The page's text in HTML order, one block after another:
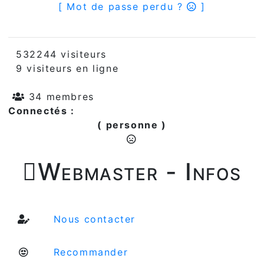
[ Mot de passe perdu ? ]
532244 visiteurs
9 visiteurs en ligne
34 membres
Connectés :
( personne )
Webmaster - Infos
Nous contacter
Recommander